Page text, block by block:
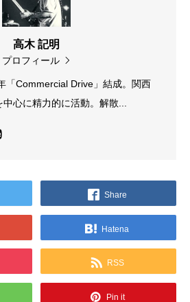
高木 記明
プロフィール
「Commercial Drive」結成。関西
心に精力的に活動。解散...
Share
Hatena
RSS
Pin it